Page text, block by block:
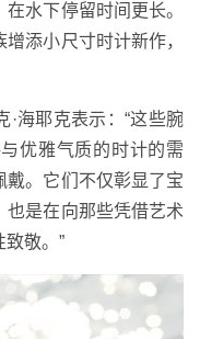
水下停留时间更长。
添小尺寸时计新作，
·海耶克表示：“这些腕
优雅气质的时计的需
戴。它们不仅彰显了宝
也是在向那些凭借艺术
敬。”